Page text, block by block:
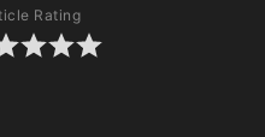
Rating